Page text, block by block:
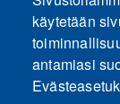
käytetään
antamiasi